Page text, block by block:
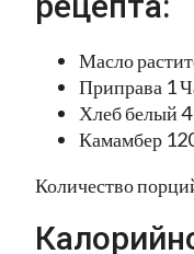
Масло
Приправа 1
Хлеб белый
Камамбер
Количество